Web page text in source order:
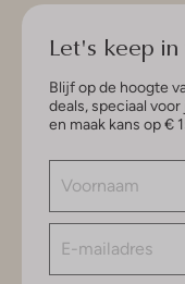
Let's keep
Blijf op de hoogte
deals, speciaal
en maak kans op €